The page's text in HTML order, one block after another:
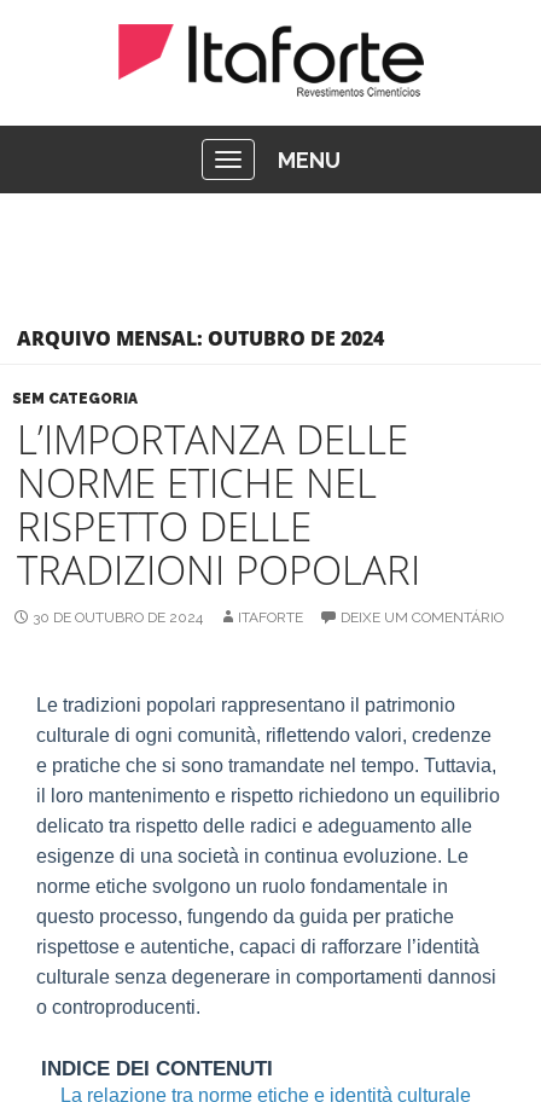
MENU
ARQUIVO MENSAL: OUTUBRO DE 2024
SEM CATEGORIA
L’IMPORTANZA DELLE
NORME ETICHE NEL
RISPETTO DELLE
TRADIZIONI POPOLARI
30 DE OUTUBRO DE 2024 ITAFORTE DEIXE UM COMENTÁRIO
Le tradizioni popolari rappresentano il patrimonio
culturale di ogni comunità, riflettendo valori, credenze
e pratiche che si sono tramandate nel tempo. Tuttavia,
il loro mantenimento e rispetto richiedono un equilibrio
delicato tra rispetto delle radici e adeguamento alle
esigenze di una società in continua evoluzione. Le
norme etiche svolgono un ruolo fondamentale in
questo processo, fungendo da guida per pratiche
rispettose e autentiche, capaci di rafforzare l’identità
culturale senza degenerare in comportamenti dannosi
o controproducenti.
INDICE DEI CONTENUTI
La relazione tra norme etiche e identità culturale